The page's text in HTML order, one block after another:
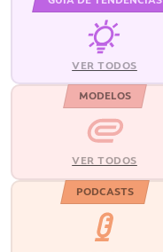
VER TODOS
MODELOS
VER TODOS
PODCASTS